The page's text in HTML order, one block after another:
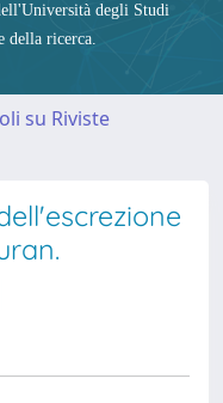
degli Studi
della ricerca.
su Riviste